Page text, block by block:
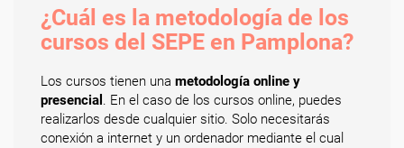
¿Cuál es la metodología de los
cursos del SEPE en Pamplona?
Los cursos tienen una metodología online y
presencial . En el caso de los cursos online, puedes
realizarlos desde cualquier sitio. Solo necesitarás
conexión a internet y un ordenador mediante el cual